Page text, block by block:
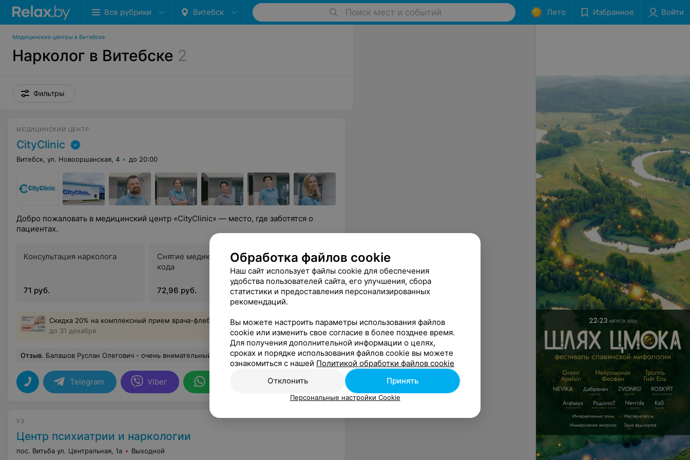
Все рубрики Витебск Поиск мест и событий Лето Избранное Войти
Медицинские центры в Витебске
Нарколог в Витебске 2
Фильтры
МЕДИЦИНСКИЙ ЦЕНТР
CityClinic
Витебск, ул. Новооршанская, 4 до 20:00
Добро пожаловать в медицинский центр «CityClinic» — место, где заботятся о
пациентах.
Консультация нарколога
71 руб.
Снятие медикаментозного
кода
72,96 руб.
Усиление медикаментозного
кода
128,47 руб.
кодирование от алкогольной
зависимости на 6 месяцев
229,34 руб.
Медикаментозное
кодирование от алкогольной
зависимости на 1 год
255,03 руб.
Скидка 20% на комплексный прием врача-флеболога
до 31 декабря
Отзыв. Балашов Руслан Олегович - очень внимательный и компетентный врач! Ответил на все вопросы, дал нужные рекомендации и успокоил. Очень довольна осталась посещением! Еще
Telegram Viber
УЗ
Центр психиатрии и наркологии
пос. Витьба ул. Центральная, 1а Выходной
Обработка файлов cookie
Наш сайт использует файлы cookie для обеспечения
удобства пользователей сайта, его улучшения, сбора
статистики и предоставления персонализированных
рекомендаций.
Вы можете настроить параметры использования файлов
cookie или изменить свое согласие в более позднее время.
Для получения дополнительной информации о целях,
сроках и порядке использования файлов cookie вы можете
ознакомиться с нашей Политикой обработки файлов cookie
Отклонить
Принять
Персональные настройки Cookie